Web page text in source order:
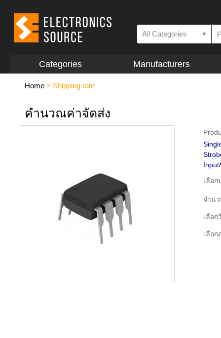
All Categories ▼
Categories Manufacturers
Home > Shipping rate
คำนวณค่าจัดส่ง
เลือก
จำน
เลือก
เลือก